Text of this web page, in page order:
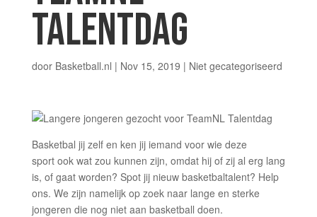
TALENTDAG
door Basketball.nl | Nov 15, 2019 | Niet gecategoriseerd
Basketbal jij zelf en ken jij iemand voor wie deze
sport ook wat zou kunnen zijn, omdat hij of zij al erg lang
is, of gaat worden? Spot jij nieuw basketbaltalent? Help
ons. We zijn namelijk op zoek naar lange en sterke
jongeren die nog niet aan basketball doen.